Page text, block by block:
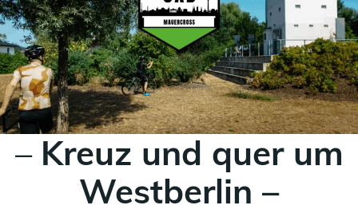
– Kreuz und quer um
Westberlin –